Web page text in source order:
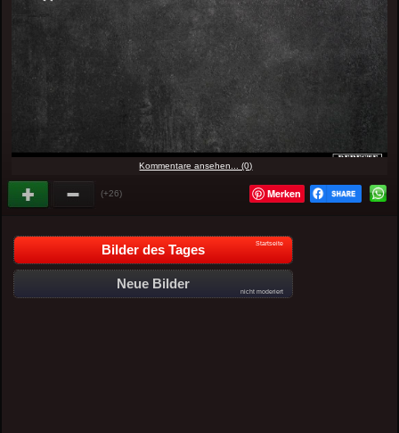
Kommentare ansehen... (0)
(+26) Merken
Bilder des Tages Startseite
Neue Bilder
nicht moderiert